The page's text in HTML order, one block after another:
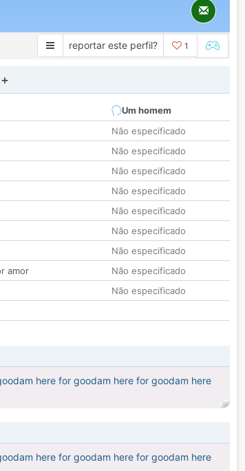
reportar este perfil? 1
Um homem
Não especificado
Não especificado
Não especificado
Não especificado
Não especificado
Não especificado
Não especificado
amor
Não especificado
Não especificado
here for goodam here for goodam here
here for goodam here for goodam here